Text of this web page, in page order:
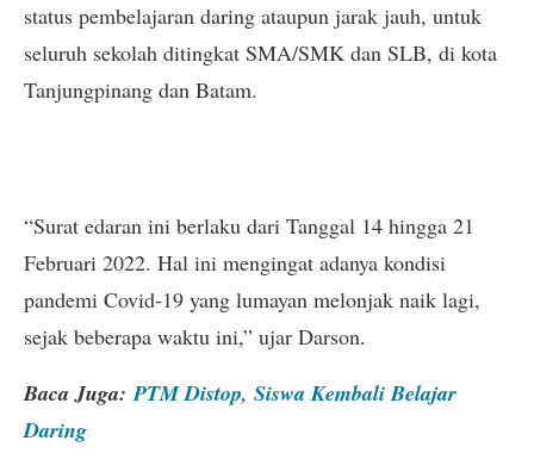
status pembelajaran daring ataupun jarak jauh, untuk
seluruh sekolah ditingkat SMA/SMK dan SLB, di kota
Tanjungpinang dan Batam.
“Surat edaran ini berlaku dari Tanggal 14 hingga 21
Februari 2022. Hal ini mengingat adanya kondisi
pandemi Covid-19 yang lumayan melonjak naik lagi,
sejak beberapa waktu ini,” ujar Darson.
Baca Juga:PTM Distop, Siswa Kembali Belajar
Daring